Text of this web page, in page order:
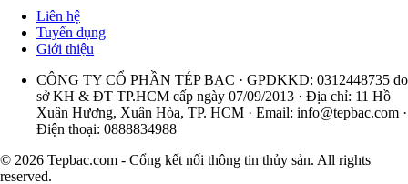
Liên hệ
Tuyển dụng
Giới thiệu
CÔNG TY CỔ PHẦN TÉP BẠC · GPDKKD: 0312448735 do
sở KH & ĐT TP.HCM cấp ngày 07/09/2013 · Địa chỉ: 11 Hồ
Xuân Hương, Xuân Hòa, TP. HCM · Email: info@tepbac.com ·
Điện thoại: 0888834988
© 2026 Tepbac.com - Cổng kết nối thông tin thủy sản. All rights
reserved.